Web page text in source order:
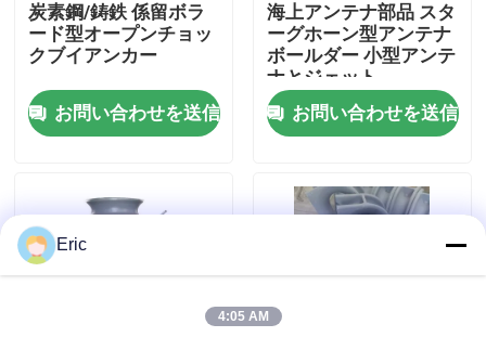
お問い合わせ
見積依頼
海洋のドア
炭素鋼/鋳鉄 係留ボラ
ード型オープンチョッ
クブイアンカー
お問い合わせを送信
海上アンテナ部品 スタ
ーグホーン型アンテナ
ボールダー 小型アンテ
ナとジェット
お問い合わせを送信
Eric
4:05 AM